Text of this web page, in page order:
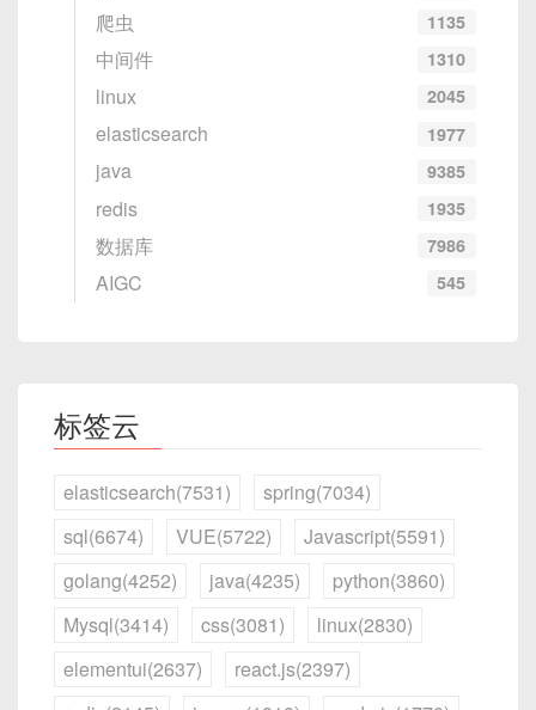
爬虫 1135
中间件 1310
linux 2045
elasticsearch 1977
java 9385
redis 1935
数据库 7986
AIGC 545
标签云
elasticsearch(7531)
spring(7034)
sql(6674)
VUE(5722)
Javascript(5591)
golang(4252)
java(4235)
python(3860)
Mysql(3414)
css(3081)
linux(2830)
elementui(2637)
react.js(2397)